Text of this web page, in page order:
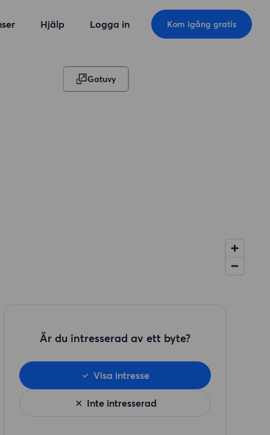
Hjälp Logga in Kom igång gratis
Gatuvy
Är du intresserad av ett byte?
Inte intresserad
Visa intresse